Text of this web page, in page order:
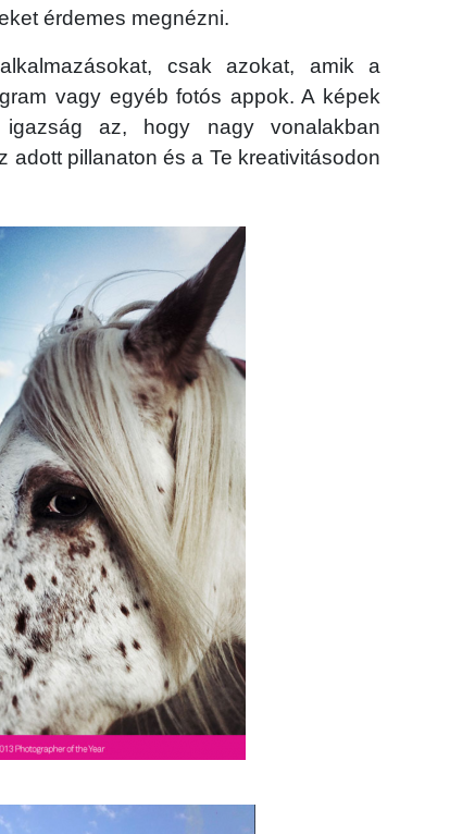
érdemes megnézni.
csak azokat, amik a
vagy egyéb fotós appok. A képek
az, hogy nagy vonalakban
adott pillanaton és a Te kreativitásodon